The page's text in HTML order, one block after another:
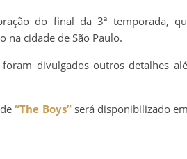
do final da 3ª temporada,
na cidade de São Paulo.
divulgados outros detalhes
de“The Boys”será disponibilizado